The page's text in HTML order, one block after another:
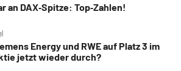
an DAX‑Spitze: Top‑Zahlen!
Energy und RWE auf Platz 3 im
jetzt wieder durch?